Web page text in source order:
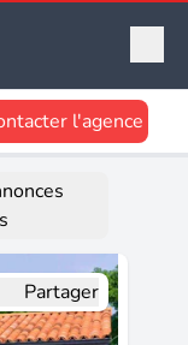
l'agence
Partager